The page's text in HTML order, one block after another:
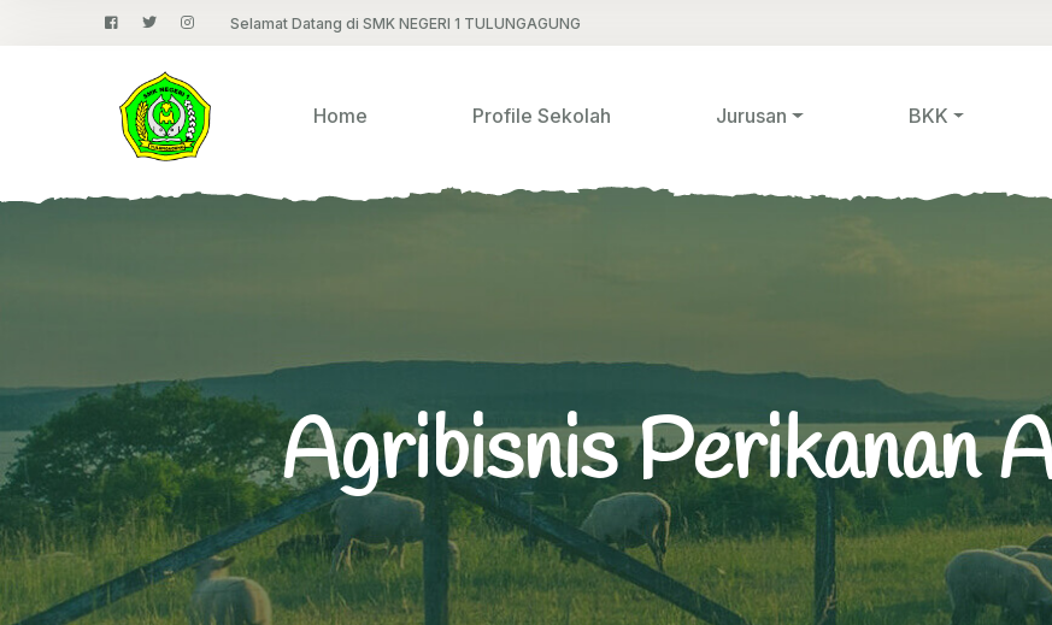
Selamat Datang di SMK NEGERI 1 TULUNGAGUNG
Home Profile Sekolah Jurusan BKK
Agribisnis Perikanan